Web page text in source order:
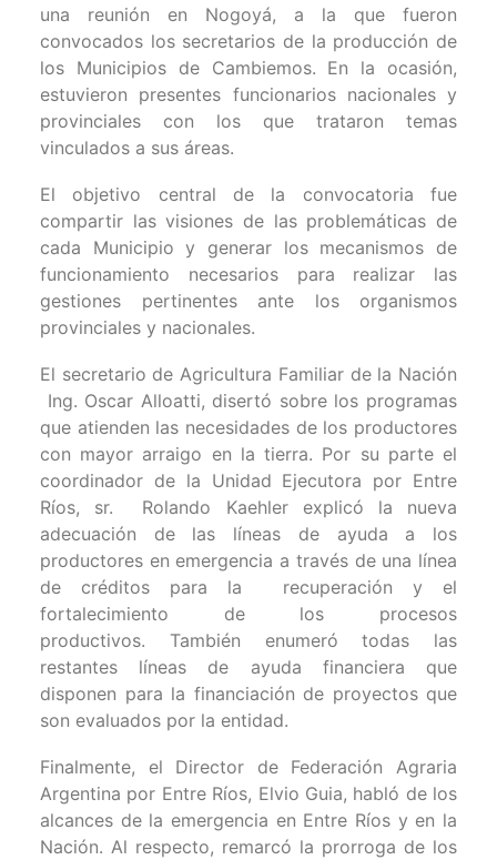
una reunión en Nogoyá, a la que fueron
convocados los secretarios de la producción de
los Municipios de Cambiemos. En la ocasión,
estuvieron presentes funcionarios nacionales y
provinciales con los que trataron temas
vinculados a sus áreas.
El objetivo central de la convocatoria fue
compartir las visiones de las problemáticas de
cada Municipio y generar los mecanismos de
funcionamiento necesarios para realizar las
gestiones pertinentes ante los organismos
provinciales y nacionales.
El secretario de Agricultura Familiar de la Nación
Ing. Oscar Alloatti, disertó sobre los programas
que atienden las necesidades de los productores
con mayor arraigo en la tierra. Por su parte el
coordinador de la Unidad Ejecutora por Entre
Ríos, sr. Rolando Kaehler explicó la nueva
adecuación de las líneas de ayuda a los
productores en emergencia a través de una línea
de créditos para la recuperación y el
fortalecimiento de los procesos
productivos. También enumeró todas las
restantes líneas de ayuda financiera que
disponen para la financiación de proyectos que
son evaluados por la entidad.
Finalmente, el Director de Federación Agraria
Argentina por Entre Ríos, Elvio Guia, habló de los
alcances de la emergencia en Entre Ríos y en la
Nación. Al respecto, remarcó la prorroga de los